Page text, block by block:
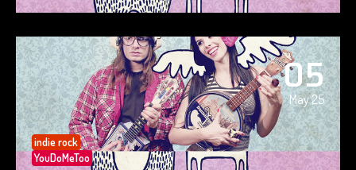
05
May 25
indie rock
YouDoMeToo